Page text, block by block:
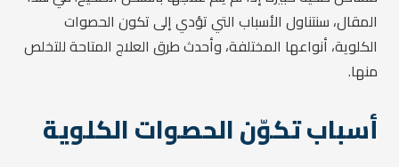
المقال، سنتناول الأسباب التي تؤدي إلى تكون الحصوات
الكلوية، أنواعها المختلفة، وأحدث طرق العلاج المتاحة للتخلص
منها.
أسباب تكوّن الحصوات الكلوية